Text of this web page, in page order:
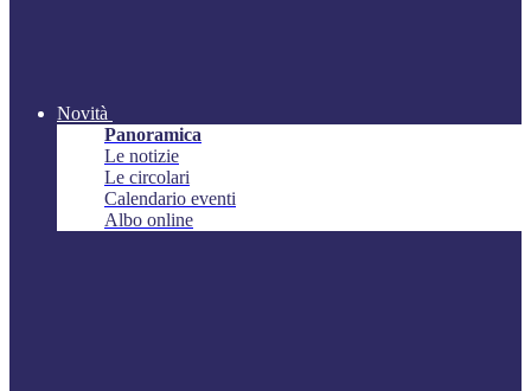
Novità
Panoramica
Le notizie
Le circolari
Calendario eventi
Albo online